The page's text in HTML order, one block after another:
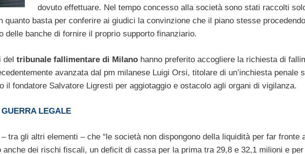
dovuto effettuare. Nel tempo concesso alla società sono stati raccolti
quanto basta per conferire ai giudici la convinzione che il piano stesse
delle banche di fornire il proprio supporto finanziario.
del tribunale fallimentare di Milano hanno preferito accogliere la richiesta di
avanzata dal pm milanese Luigi Orsi, titolare di un’inchiesta penale
il fondatore Salvatore Ligresti per aggiotaggio e ostacolo agli organi di vigilanza.
LEGALE
tra gli altri elementi – che “le società non dispongono della liquidità per far fronte
anche dei rischi fiscali, un deficit di cassa per la prima tra 29,8 e 32,1 milioni e